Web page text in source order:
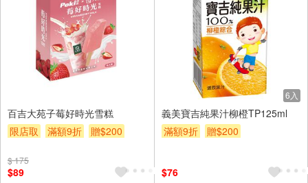
百吉大苑子莓好時光雪糕
限店取
滿額9折 贈$200
$ 175
$89
6入
義美寶吉純果汁柳橙TP125ml
滿額9折
贈$200
$76